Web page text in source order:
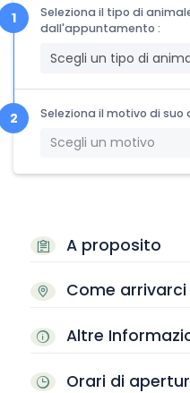
A proposito
Come arrivarci
Altre
Orari di
Seleziona il tipo di
dall'appuntamento :
Scegli un tipo di
Seleziona il motivo di
Scegli un motivo